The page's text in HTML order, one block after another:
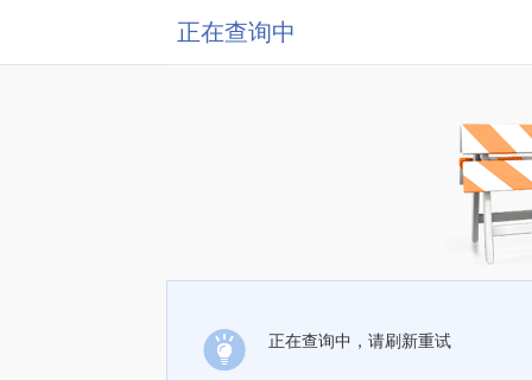
正在查询中
正在查询中，请刷新重试